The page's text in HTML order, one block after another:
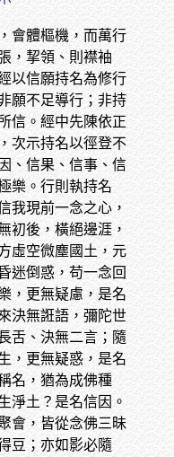
會體樞機，而萬行
，挈領、則襟袖
以信願持名為修行
願不足導行；非持
信。經中先陳依正
次示持名以徑登不
、信果、信事、信
樂。行則執持名
我現前一念之心，
初後，橫絕邊涯，
虛空微塵國土，元
迷倒惑，苟一念回
，更無疑慮，是名
決無誑語，彌陀世
舌、決無二言；隨
，更無疑惑，是名
名，猶為成佛種
淨土？是名信因。
會，皆從念佛三昧
豆；亦如影必隨